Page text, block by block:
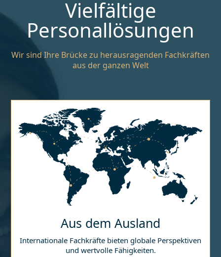
Vielfältige
Personallösungen
Wir sind Ihre Brücke zu herausragenden Fachkräften
aus der ganzen Welt
Aus dem Ausland
Internationale Fachkräfte bieten globale Perspektiven
und wertvolle Fähigkeiten.